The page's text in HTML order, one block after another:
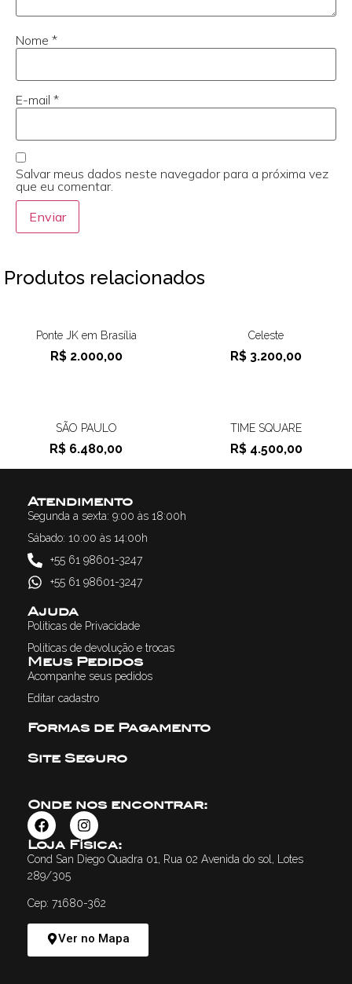
Nome *
E-mail *
Salvar meus dados neste navegador para a próxima vez
que eu comentar.
Produtos relacionados
Ponte JK em Brasília
R$2.000,00
Celeste
R$ 3.200,00
SÃO PAULO
R$ 6.480,00
TIME SQUARE
R$4.500,00
Atendimento
Segunda a sexta: 9:00 às 18:00h
Sábado: 10:00 às 14:00h
+55 61 98601-3247
+55 61 98601-3247
Ajuda
Politicas de Privacidade
Politicas de devolução e trocas
Meus Pedidos
Acompanhe seus pedidos
Editar cadastro
Formas de Pagamento
Site Seguro
Onde nos encontrar:
Loja Física:
Cond San Diego Quadra 01, Rua 02 Avenida do sol, Lotes
289/305
Cep: 71680-362
Ver no Mapa